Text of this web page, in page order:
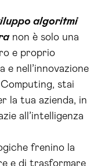
algoritmi
non è solo una
e proprio
nell’innovazione
stai
la tua azienda, in
all’intelligenza
frenino la
e di trasformare